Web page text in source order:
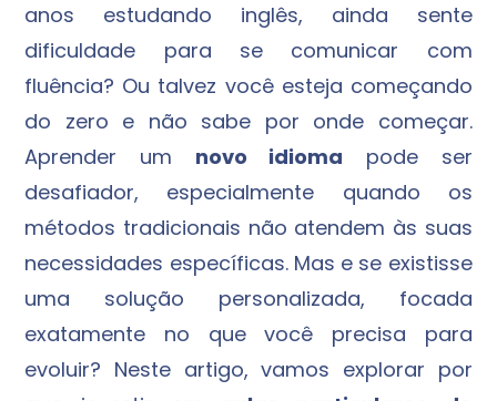
anos estudando inglês, ainda sente
dificuldade para se comunicar com
fluência? Ou talvez você esteja começando
do zero e não sabe por onde começar.
Aprender um novo idioma pode ser
desafiador, especialmente quando os
métodos tradicionais não atendem às suas
necessidades específicas. Mas e se existisse
uma solução personalizada, focada
exatamente no que você precisa para
evoluir? Neste artigo, vamos explorar por